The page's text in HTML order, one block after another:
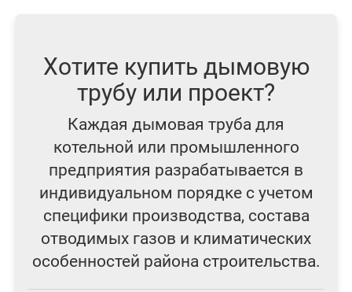
Хотите купить дымовую
трубу или проект?
Каждая дымовая труба для
котельной или промышленного
предприятия разрабатывается в
индивидуальном порядке с учетом
специфики производства, состава
отводимых газов и климатических
особенностей района строительства.